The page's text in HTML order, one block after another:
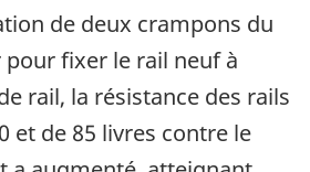
de deux crampons du
fixer le rail neuf à
rail, la résistance des rails
et de 85 livres contre le